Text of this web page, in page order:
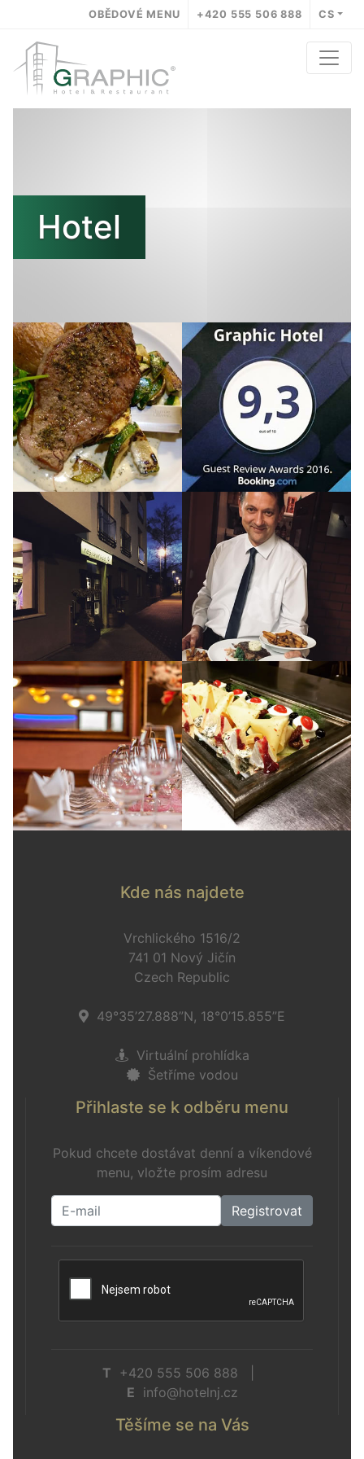
OBĚDOVÉ MENU +420 555 506 888 CS
Hotel
Kde nás najdete
Vrchlického 1516/2
741 01 Nový Jičín
Czech Republic
49°35’27.888”N, 18°0’15.855”E
Virtuální prohlídka
Šetříme vodou
Přihlaste se k odběru menu
Pokud chcete dostávat denní a víkendové
menu, vložte prosím adresu
Registrovat
T +420 555 506 888 |
E info@hotelnj.cz
Těšíme se na Vás